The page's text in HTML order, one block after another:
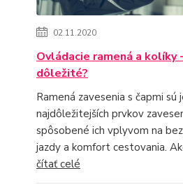
02.11.2020
Ovládacie ramená a kolíky
dôležité?
Ramená zavesenia s čapmi sú
najdôležitejších prvkov
spôsobené ich vplyvom na
jazdy a komfort cestovania.
čítať celé